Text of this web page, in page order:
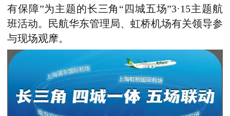
有保障”为主题的长三角“四城五场”3·15主题航
班活动。民航华东管理局、虹桥机场有关领导参
与现场观摩。